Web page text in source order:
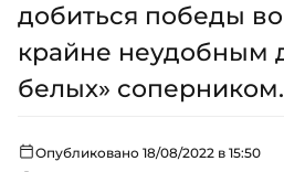
добиться победы
крайне неудобным
белых» соперником.
Опубликовано 18/08/2022 в 15:50